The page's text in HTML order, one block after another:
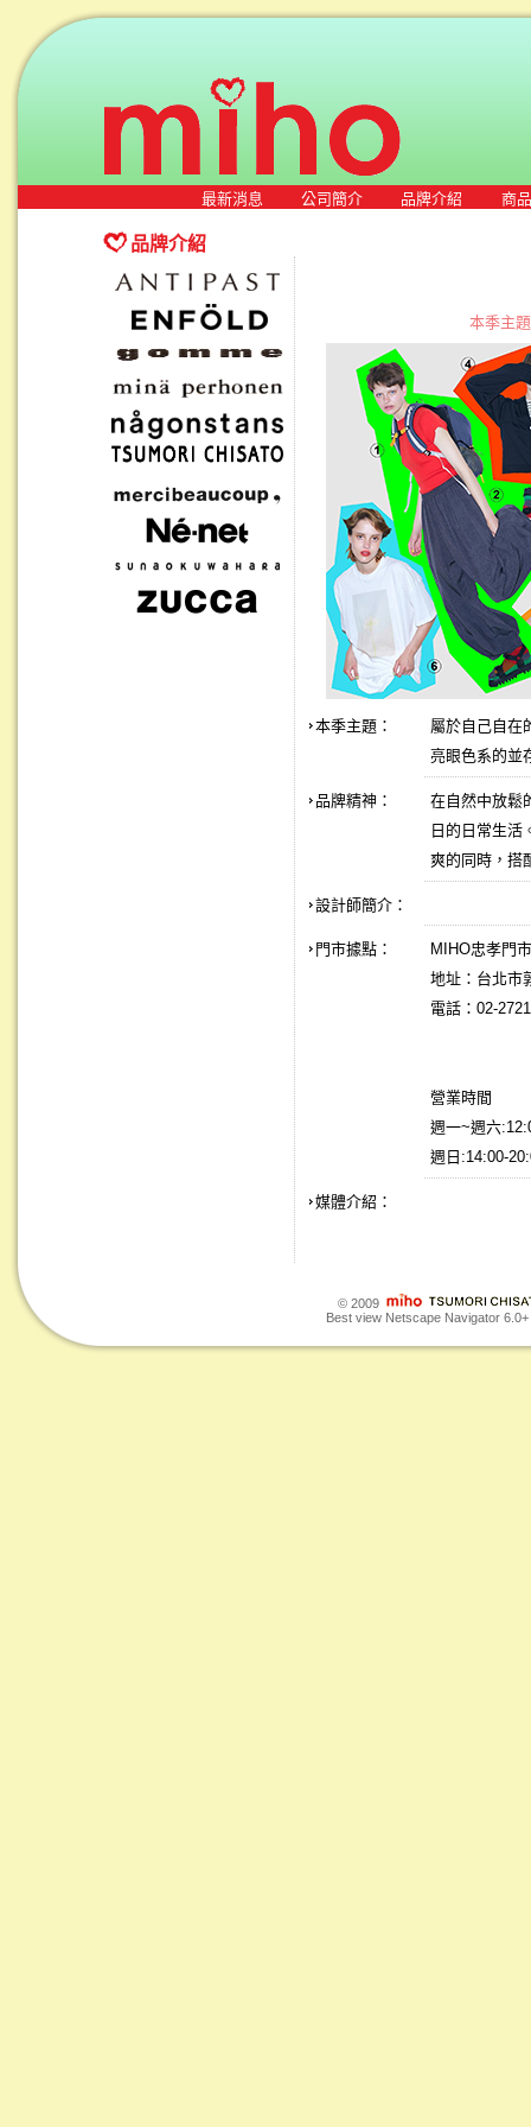
最新消息 公司簡介 品牌介紹 商
品牌介紹
本季主題
本季主題：
屬於自己自在
亮眼色系的並
品牌精神：
在自然中放鬆
日的日常生活
爽的同時，搭
設計師簡介：
門市據點：
MIHO忠孝門市
地址：台北市
電話：02-
營業時間
週一~週六
週日:14:00-
媒體介紹：
© 2009
Best view Netscape Navigator